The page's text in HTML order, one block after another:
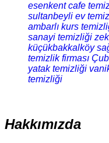
esenkent cafe
sultanbeyli ev
ambarlı kurs
sanayi temizliği
küçükbakkalköy
temizlik firması
yatak temizliği
temizliği
Hakkımızda